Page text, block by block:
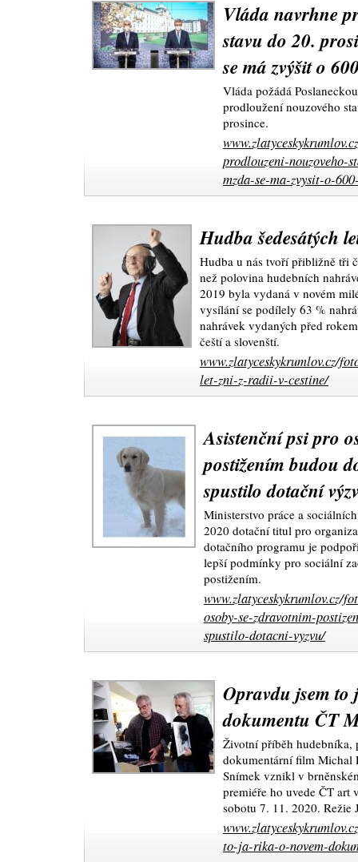
Vláda navrhne
stavu do 20.
se má zvýšit o
Vláda požádá
prodloužení nouzového
prosince.
prodlouzeni-nouzoveho-
mzda-se-ma-zvysit-o-
Hudba šedesátých
Hudba u nás tvoří přibližně tři
než polovina hudebních
2019 byla vydaná v novém
vysílání se podílely 63 %
nahrávek vydaných před
čeští a slovenští.
www.zlatyceskykrumlov.cz/
let-zni-z-radii-v-cestine/
Asistenční psi pro
postižením budou
spustilo dotační
Ministerstvo práce a
2020 dotační titul pro
dotačního programu je
lepší podmínky pro sociální
postižením.
www.zlatyceskykrumlov.cz/
osoby-se-zdravotnim-
spustilo-dotacni-vyzvu/
Opravdu jsem
dokumentu ČT
Životní příběh hudebníka,
dokumentární film
Snímek vznikl v
premiéře ho uvede ČT art
sobotu 7. 11. 2020. Režie
to-ja-rika-o-novem-